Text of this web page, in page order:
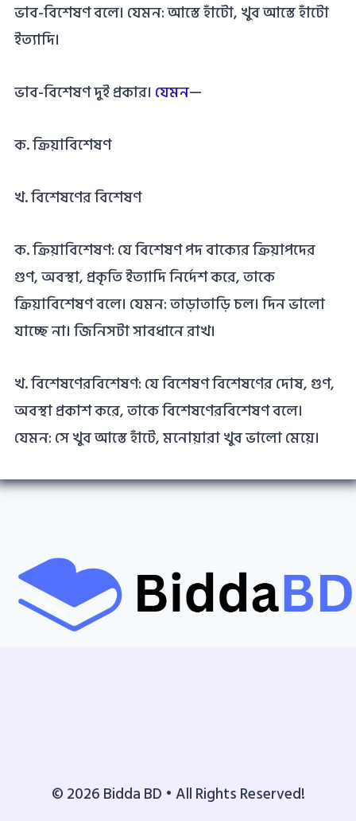
ভাব-বিশেষণ বলে। যেমন: আস্তে হাঁটো, খুব আস্তে হাঁটো
ইত্যাদি।
ভাব-বিশেষণ দুই প্রকার। যেমন—
ক. ক্রিয়াবিশেষণ
খ. বিশেষণের বিশেষণ
ক. ক্রিয়াবিশেষণ: যে বিশেষণ পদ বাক্যের ক্রিয়াপদের
গুণ, অবস্থা, প্রকৃতি ইত্যাদি নির্দেশ করে, তাকে
ক্রিয়াবিশেষণ বলে। যেমন: তাড়াতাড়ি চল। দিন ভালো
যাচ্ছে না। জিনিসটা সাবধানে রাখ।
খ. বিশেষণেরবিশেষণ: যে বিশেষণ বিশেষণের দোষ, গুণ,
অবস্থা প্রকাশ করে, তাকে বিশেষণেরবিশেষণ বলে।
যেমন: সে খুব আস্তে হাঁটে, মনোয়ারা খুব ভালো মেয়ে।
© 2026 Bidda BD • All Rights Reserved!